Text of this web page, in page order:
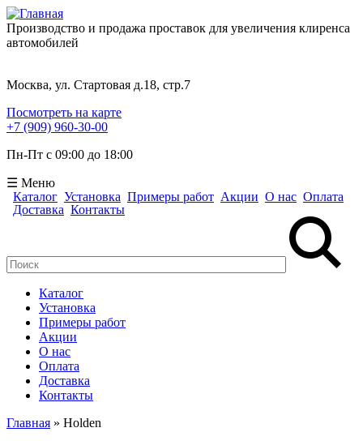
Производство и продажа проставок для увеличения клиренса
автомобилей
Москва, ул. Стартовая д.18, стр.7
Посмотреть на карте
+7 (909) 960-30-00
Пн-Пт с 09:00 до 18:00
☰ Меню
Каталог Установка Примеры работ Акции О нас Оплата
Доставка Контакты
Каталог
Установка
Примеры работ
Акции
О нас
Оплата
Доставка
Контакты
Главная » Holden